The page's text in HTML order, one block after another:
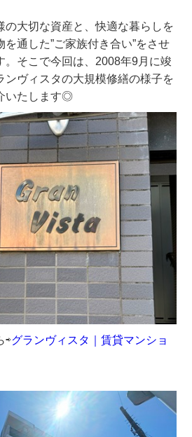
の大切な資産と、快適な暮らしを
通した”ご家族付き合い”をさせ
。そこで今回は、2008年9月に竣
ンヴィスタの大規模修繕の様子を
いたします◎
⇨グランヴィスタ｜賃貸マンショ